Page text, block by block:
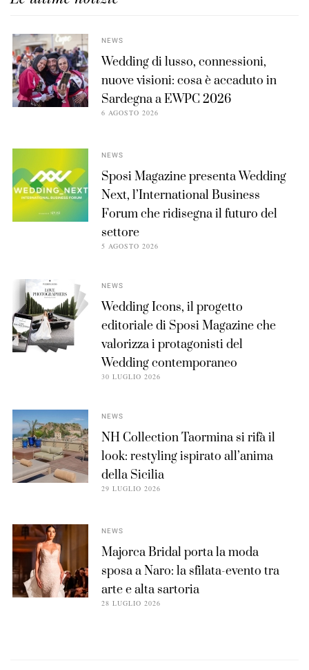
NEWS
Wedding di lusso, connessioni,
nuove visioni: cosa è accaduto in
Sardegna a EWPC 2026
6 AGOSTO 2026
NEWS
Sposi Magazine presenta Wedding
Next, l’International Business
Forum che ridisegna il futuro del
settore
5 AGOSTO 2026
NEWS
Wedding Icons, il progetto
editoriale di Sposi Magazine che
valorizza i protagonisti del
Wedding contemporaneo
30 LUGLIO 2026
NEWS
NH Collection Taormina si rifà il
look: restyling ispirato all’anima
della Sicilia
29 LUGLIO 2026
NEWS
Majorca Bridal porta la moda
sposa a Naro: la sfilata-evento tra
arte e alta sartoria
28 LUGLIO 2026